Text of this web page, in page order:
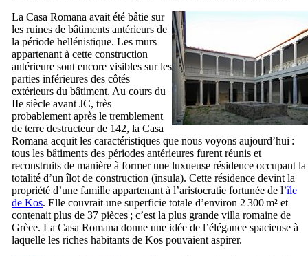
La Casa Romana avait été bâtie sur
les ruines de bâtiments antérieurs de
la période hellénistique. Les murs
appartenant à cette construction
antérieure sont encore visibles sur les
parties inférieures des côtés
extérieurs du bâtiment. Au cours du
IIe siècle avant JC, très
probablement après le tremblement
de terre destructeur de 142, la Casa
Romana acquit les caractéristiques que nous voyons aujourd’hui :
tous les bâtiments des périodes antérieures furent réunis et
reconstruits de manière à former une luxueuse résidence occupant la
totalité d’un îlot de construction (insula). Cette résidence devint la
propriété d’une famille appartenant à l’aristocratie fortunée de l’île
de Kos. Elle couvrait une superficie totale d’environ 2 300 m² et
contenait plus de 37 pièces ; c’est la plus grande villa romaine de
Grèce. La Casa Romana donne une idée de l’élégance spacieuse à
laquelle les riches habitants de Kos pouvaient aspirer.